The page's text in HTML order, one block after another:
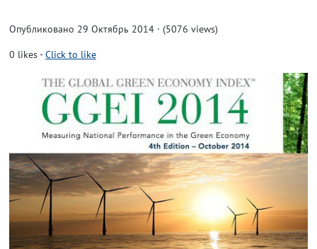
Опубликовано 29 Октябрь 2014 · (5076 views)
0 likes-Click to like